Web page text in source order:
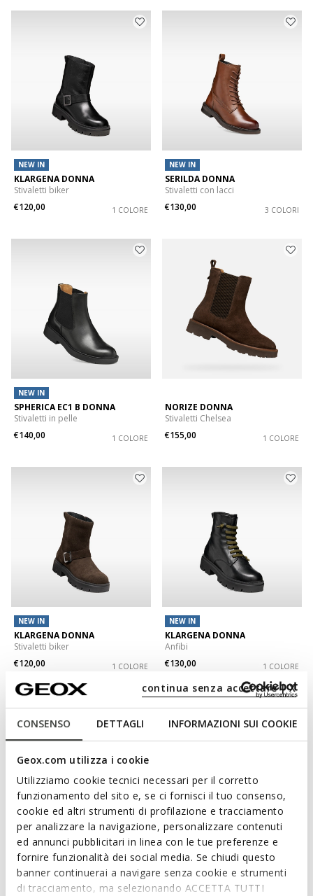
CONSENSO DETTAGLI INFORMAZIONI SUI COOKIE
Geox.com utilizza i cookie
Utilizziamo cookie tecnici necessari per il corretto
funzionamento del sito e, se ci fornisci il tuo consenso,
cookie ed altri strumenti di profilazione e tracciamento
per analizzare la navigazione, personalizzare contenuti
ed annunci pubblicitari in linea con le tue preferenze e
fornire funzionalità dei social media. Se chiudi questo
banner continuerai a navigare senza cookie e strumenti
di tracciamento, ma selezionando ACCETTA TUTTI
continua senza accettare | X
NEW IN
KLARGENA DONNA
Stivaletti biker
€120,00
1 COLORE
NEW IN
SERILDA DONNA
Stivaletti con lacci
€130,00
3 COLORI
NEW IN
SPHERICA EC1 B DONNA
Stivaletti in pelle
€140,00
1 COLORE
NORIZE DONNA
Stivaletti Chelsea
€155,00
1 COLORE
NEW IN
KLARGENA DONNA
Stivaletti biker
€120,00
1 COLORE
NEW IN
KLARGENA DONNA
Anfibi
€130,00
1 COLORE
SERILDA DONNA
Stivaletti con lacci
€140,00
WALK PLEASURE 60 DONNA
Stivaletti con tacco alto
€180,00